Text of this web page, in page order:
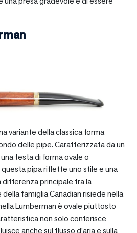
variante della classica forma
delle pipe. Caratterizzata da un
testa di forma ovale o
pipa riflette uno stile e una
differenza principale tra la
famiglia Canadian risiede nella
Lumberman è ovale piuttosto
non solo conferisce
anche sul flusso d’aria e sulla